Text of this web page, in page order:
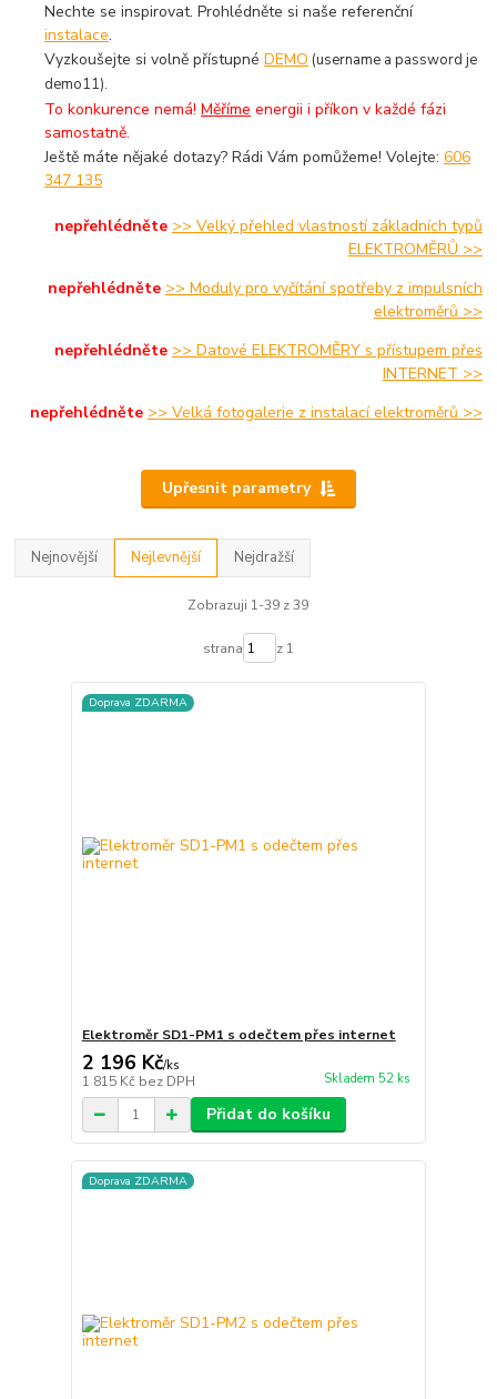
Nechte se inspirovat. Prohlédněte si naše referenční
instalace.
Vyzkoušejte si volně přístupnéDEMO (username a password je
demo11).
To konkurence nemá!Měříme energii i příkon v každé fázi
samostatně.
Ještě máte nějaké dotazy? Rádi Vám pomůžeme! Volejte:606
347 135
nepřehlédněte >> Velký přehled vlastností základních typů
ELEKTROMĚRŮ >>
nepřehlédněte >> Moduly pro vyčítání spotřeby z impulsních
elektroměrů >>
nepřehlédněte >> Datové ELEKTROMĚRY s přístupem přes
INTERNET >>
nepřehlédněte >> Velká fotogalerie z instalací elektroměrů >>
Upřesnit parametry
Nejnovější Nejlevnější Nejdražší
Zobrazuji 1-39 z 39
strana z 1
Doprava ZDARMA
Elektroměr SD1-PM1 s odečtem přes internet
2 196 Kč/ks
1 815 Kč bez DPH Skladem 52 ks
Přidat do košíku
Doprava ZDARMA